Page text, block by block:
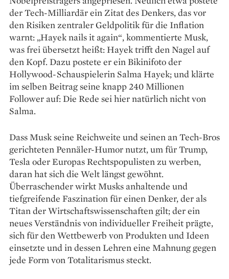
der Tech-Milliardär ein Zitat des Denkers, das vor
den Risiken zentraler Geldpolitik für die Inflation
warnt: „Hayek nails it again“, kommentierte Musk,
was frei übersetzt heißt: Hayek trifft den Nagel auf
den Kopf. Dazu postete er ein Bikinifoto der
Hollywood-Schauspielerin Salma Hayek; und klärte
im selben Beitrag seine knapp 240 Millionen
Follower auf: Die Rede sei hier natürlich nicht von
Salma.
Dass Musk seine Reichweite und seinen an Tech-Bros
gerichteten Pennäler-Humor nutzt, um für Trump,
Tesla oder Europas Rechtspopulisten zu werben,
daran hat sich die Welt längst gewöhnt.
Überraschender wirkt Musks anhaltende und
tiefgreifende Faszination für einen Denker, der als
Titan der Wirtschaftswissen­schaften gilt; der ein
neues Verständnis von individueller Freiheit prägte,
sich für den Wettbewerb von Produkten und Ideen
einsetzte und in dessen Lehren eine Mahnung gegen
jede Form von Totalitarismus steckt.